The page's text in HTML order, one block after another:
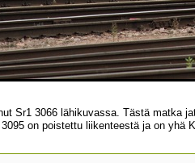
Sr1 3066 lähikuvassa. Tästä matka
on poistettu liikenteestä ja on